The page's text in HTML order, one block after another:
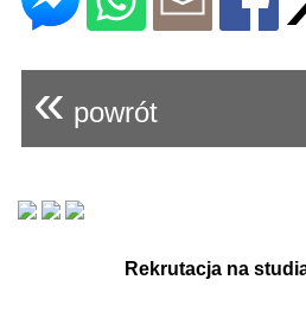
« powrót
Rekrutacja na